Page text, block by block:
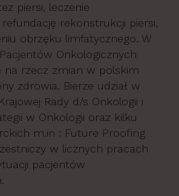
piersi, leczenie
rekonstrukcji piersi,
obrzęku limfatycznego. W
Onkologicznych
na rzecz zmian w polskim
zdrowia. Bierze udział w
Rady d/s Onkologii i
w Onkologii oraz kilku
m.in : Future Proofing
w licznych pracach
pacjentów